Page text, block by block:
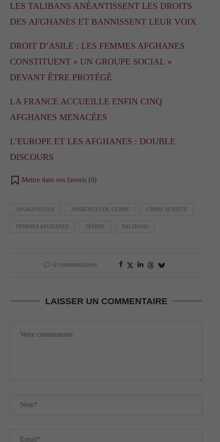
LES TALIBANS ANÉANTISSENT LES DROITS
DES AFGHANES ET BANNISSENT LEUR VOIX
DROIT D’ASILE : LES FEMMES AFGHANES
CONSTITUENT « UN GROUPE SOCIAL »
DEVANT ÊTRE PROTÉGÉ
LA FRANCE ACCUEILLE ENFIN CINQ
AFGHANES MENACÉES
L’EUROPE ET LES AFGHANES : DOUBLE
DISCOURS
Mettre dans vos favoris (0)
AFGHANISTAN APARTHEID DE GENRE CRIME SEXISTE
FEMMES AFGHANES SÉISME TALIBANS
0 commentaires
LAISSER UN COMMENTAIRE